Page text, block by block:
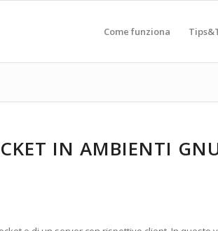
Come funziona
IN AMBIENTI